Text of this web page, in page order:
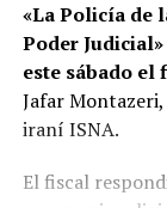
«La Policía de
Poder
este sábado el
Jafar
iraní ISNA.
El fiscal